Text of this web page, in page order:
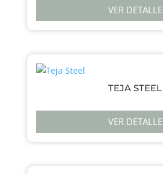
VER DETALLE
TEJA STEEL
VER DETALLE